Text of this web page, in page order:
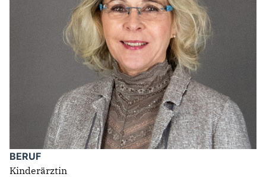
UNSERE SCHWERPUNKTE
FRAKTIONSMITGLIEDER
SACHKUNDIGE EINWOHNER
Mitmachen
NEWSLETTER ABONNIEREN
BERUF
Kinderärztin